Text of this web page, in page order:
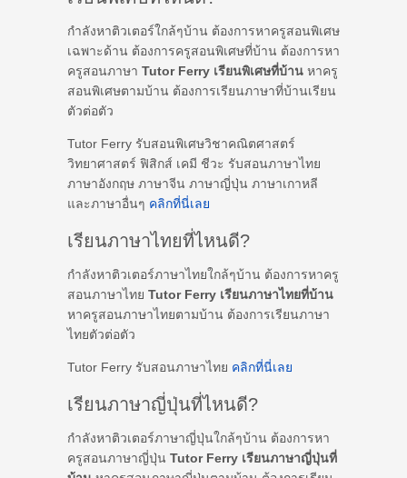
กำลังหาติวเตอร์ใกล้ๆบ้าน ต้องการหาครูสอนพิเศษ
เฉพาะด้าน ต้องการครูสอนพิเศษที่บ้าน ต้องการหา
ครูสอนภาษา Tutor Ferry เรียนพิเศษที่บ้าน หาครู
สอนพิเศษตามบ้าน ต้องการเรียนภาษาที่บ้านเรียน
ตัวต่อตัว
Tutor Ferry รับสอนพิเศษวิชาคณิตศาสตร์
วิทยาศาสตร์ ฟิสิกส์ เคมี ชีวะ รับสอนภาษาไทย
ภาษาอังกฤษ ภาษาจีน ภาษาญี่ปุ่น ภาษาเกาหลี
และภาษาอื่นๆ คลิกที่นี่เลย
เรียนภาษาไทยที่ไหนดี?
กำลังหาติวเตอร์ภาษาไทยใกล้ๆบ้าน ต้องการหาครู
สอนภาษาไทย Tutor Ferry เรียนภาษาไทยที่บ้าน
หาครูสอนภาษาไทยตามบ้าน ต้องการเรียนภาษา
ไทยตัวต่อตัว
Tutor Ferry รับสอนภาษาไทย คลิกที่นี่เลย
เรียนภาษาญี่ปุ่นที่ไหนดี?
กำลังหาติวเตอร์ภาษาญี่ปุ่นใกล้ๆบ้าน ต้องการหา
ครูสอนภาษาญี่ปุ่น Tutor Ferry เรียนภาษาญี่ปุ่นที่